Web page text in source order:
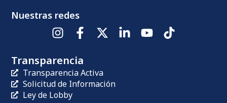
Nuestras redes
Transparencia
Transparencia Activa
Solicitud de Información
Ley de Lobby